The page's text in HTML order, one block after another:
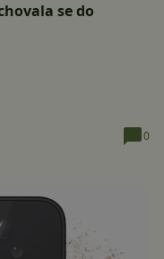
se do
0